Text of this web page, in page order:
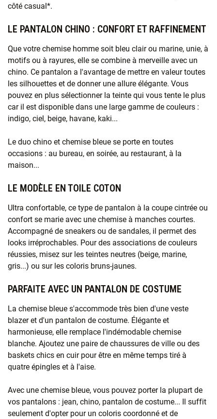
côté casual*.
LE PANTALON CHINO : CONFORT ET RAFFINEMENT
Que votre chemise homme soit bleu clair ou marine, unie, à
motifs ou à rayures, elle se combine à merveille avec un
chino. Ce pantalon a l'avantage de mettre en valeur toutes
les silhouettes et de donner une allure élégante. Vous
pouvez en plus sélectionner la teinte qui vous tente le plus
car il est disponible dans une large gamme de couleurs :
indigo, ciel, beige, havane, kaki...
Le duo chino et chemise bleue se porte en toutes
occasions : au bureau, en soirée, au restaurant, à la
maison...
LE MODÈLE EN TOILE COTON
Ultra confortable, ce type de pantalon à la coupe cintrée ou
confort se marie avec une chemise à manches courtes.
Accompagné de sneakers ou de sandales, il permet des
looks irréprochables. Pour des associations de couleurs
réussies, misez sur les teintes neutres (beige, marine,
gris...) ou sur les coloris bruns-jaunes.
PARFAITE AVEC UN PANTALON DE COSTUME
La chemise bleue s'accommode très bien d'une veste
blazer et d'un pantalon de costume. Élégante et
harmonieuse, elle remplace l'indémodable chemise
blanche. Ajoutez une paire de chaussures de ville ou des
baskets chics en cuir pour être en même temps tiré à
quatre épingles et à l'aise.
Avec une chemise bleue, vous pouvez porter la plupart de
vos pantalons : jean, chino, pantalon de costume... Il suffit
seulement d'opter pour un coloris coordonné et de